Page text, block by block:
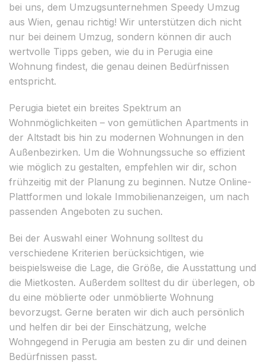
bei uns, dem Umzugsunternehmen Speedy Umzug
aus Wien, genau richtig! Wir unterstützen dich nicht
nur bei deinem Umzug, sondern können dir auch
wertvolle Tipps geben, wie du in Perugia eine
Wohnung findest, die genau deinen Bedürfnissen
entspricht.
Perugia bietet ein breites Spektrum an
Wohnmöglichkeiten – von gemütlichen Apartments in
der Altstadt bis hin zu modernen Wohnungen in den
Außenbezirken. Um die Wohnungssuche so effizient
wie möglich zu gestalten, empfehlen wir dir, schon
frühzeitig mit der Planung zu beginnen. Nutze Online-
Plattformen und lokale Immobilienanzeigen, um nach
passenden Angeboten zu suchen.
Bei der Auswahl einer Wohnung solltest du
verschiedene Kriterien berücksichtigen, wie
beispielsweise die Lage, die Größe, die Ausstattung und
die Mietkosten. Außerdem solltest du dir überlegen, ob
du eine möblierte oder unmöblierte Wohnung
bevorzugst. Gerne beraten wir dich auch persönlich
und helfen dir bei der Einschätzung, welche
Wohngegend in Perugia am besten zu dir und deinen
Bedürfnissen passt.